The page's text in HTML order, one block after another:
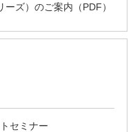
ズ）のご案内（PDF）
セミナー